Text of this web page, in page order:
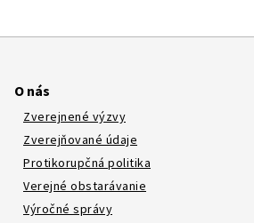
O nás
Zverejnené výzvy
Zverejňované údaje
Protikorupčná politika
Verejné obstarávanie
Výročné správy